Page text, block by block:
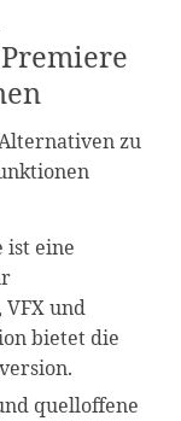
zu
ist eine
und
bietet die
quelloffene